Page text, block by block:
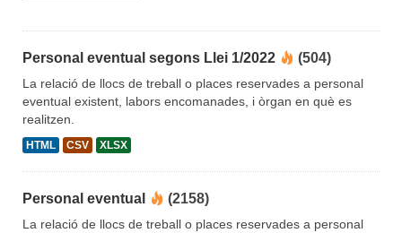
Personal eventual segons Llei 1/2022 (504)
La relació de llocs de treball o places reservades a personal
eventual existent, labors encomanades, i òrgan en què es
realitzen.
HTML CSV XLSX
Personal eventual (2158)
La relació de llocs de treball o places reservades a personal